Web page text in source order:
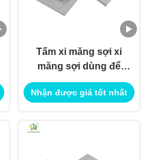
Tấm xi măng sợi xi
măng sợi dùng để
trang trí nội ngoại thất
Nhận được giá tốt nhất